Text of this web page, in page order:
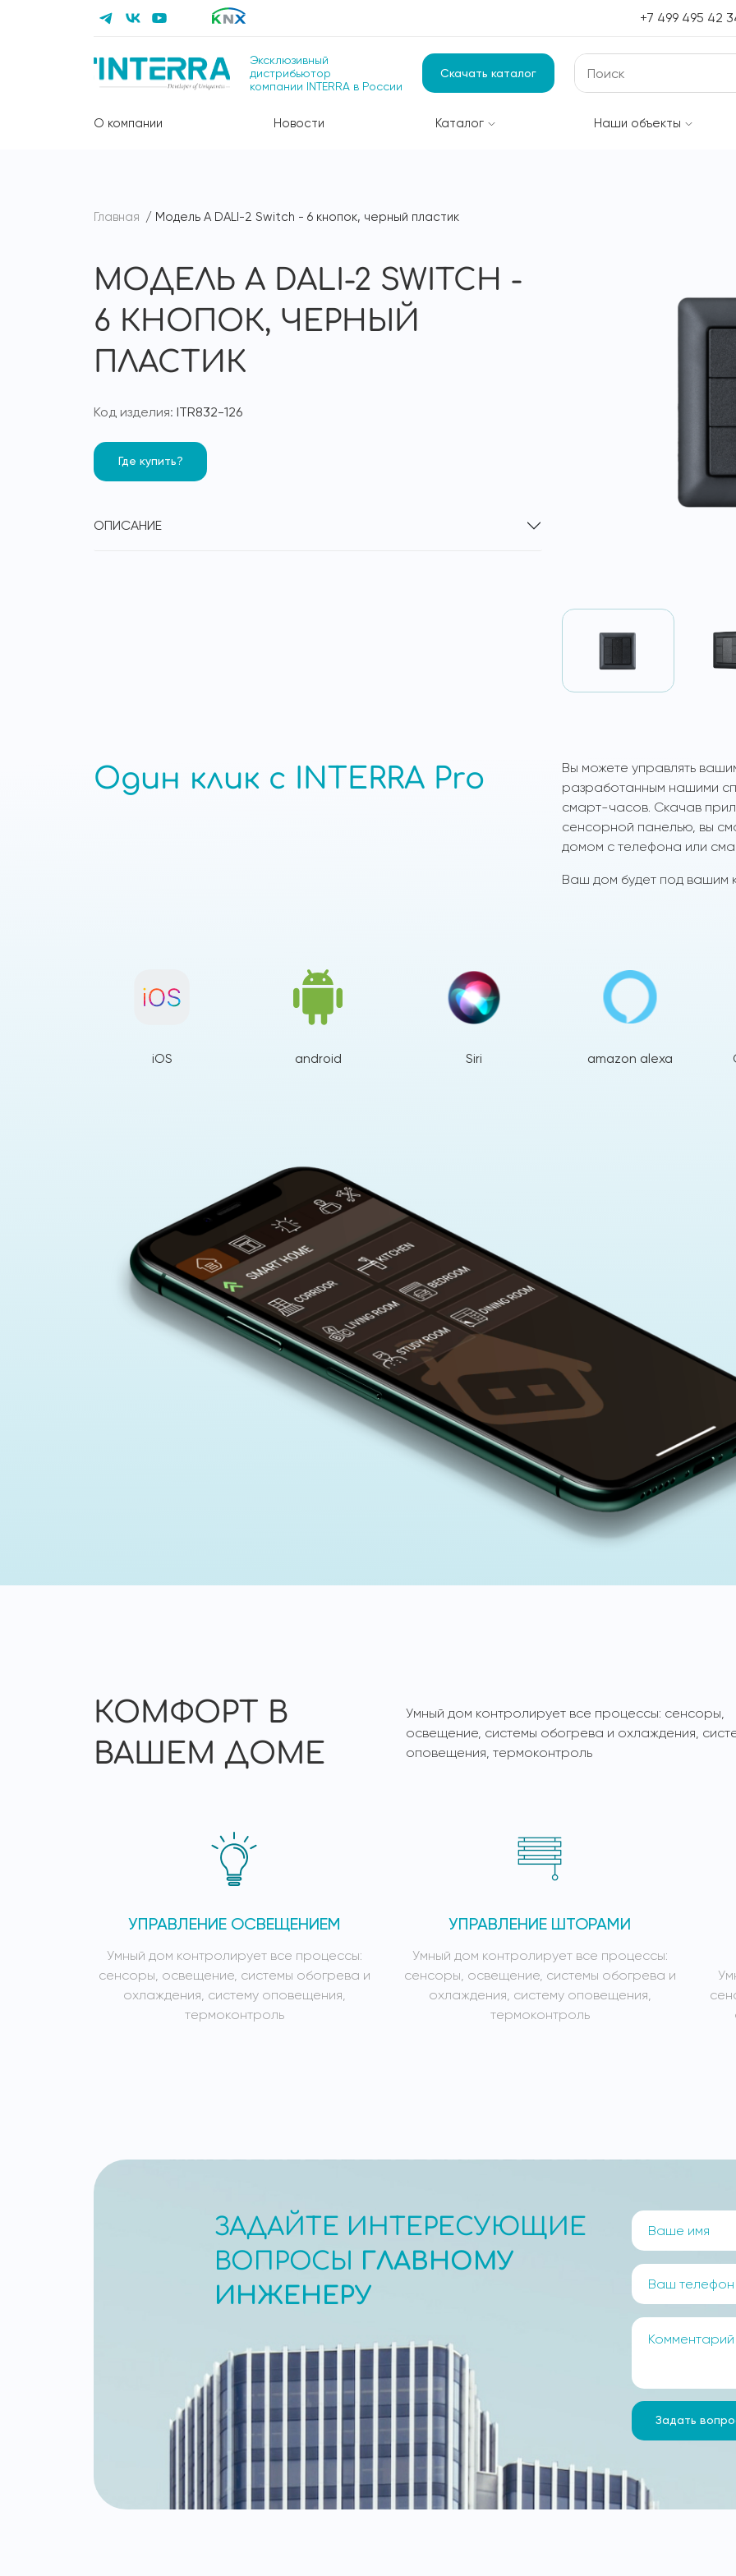
+7 499 495 42
Эксклюзивный
дистрибьютор
компании INTERRA в России
Скачать каталог
О компании Новости Каталог Наши объекты
Главная Модель A DALI-2 Switch - 6 кнопок, черный пластик
МОДЕЛЬ A DALI-2 SWITCH -
6 КНОПОК, ЧЕРНЫЙ
ПЛАСТИК
Код изделия: ITR832-126
Где купить?
ОПИСАНИЕ
Один клик с INTERRA Pro
Вы можете управлять
разработанным нашими
смарт-часов. Скачав
сенсорной панелью, вы
домом с телефона или
Ваш дом будет под вашим
iOS android Siri amazon alexa
КОМФОРТ В
ВАШЕМ ДОМЕ
Умный дом контролирует все процессы: сенсоры,
освещение, системы обогрева и охлаждения,
оповещения, термоконтроль
УПРАВЛЕНИЕ ОСВЕЩЕНИЕМ
Умный дом контролирует все процессы:
сенсоры, освещение, системы обогрева и
охлаждения, систему оповещения,
термоконтроль
УПРАВЛЕНИЕ ШТОРАМИ
Умный дом контролирует все процессы:
сенсоры, освещение, системы обогрева и
охлаждения, систему оповещения,
термоконтроль
ЗАДАЙТЕ ИНТЕРЕСУЮЩИЕ
ВОПРОСЫ
ГЛАВНОМУ
ИНЖЕНЕРУ
Задать